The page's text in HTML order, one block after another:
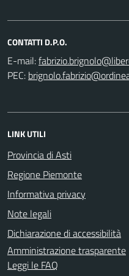
CONTATTI D.P.O.
E-mail:
PEC:
LINK UTILI
Provincia di Asti
Regione Piemonte
Informativa privacy
Note legali
Dichiarazione di accessibilità
Amministrazione trasparente
Leggi le FAQ